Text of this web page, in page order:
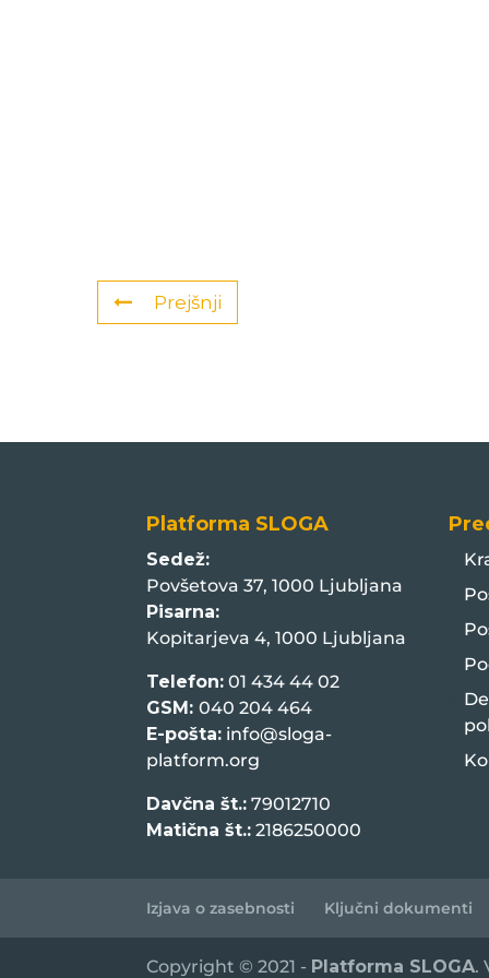
Prejšnji
Platforma SLOGA
Sedež:
Povšetova 37, 1000 Ljubljana
Pisarna:
Kopitarjeva 4, 1000 Ljubljana
Telefon: 01 434 44 02
GSM:040 204 464
E-pošta: info@sloga-
platform.org
Davčna št.: 79012710
Matična št.: 2186250000
Izjava o zasebnosti Ključni dokumenti
Copyright © 2021 - Platforma SLOGA.